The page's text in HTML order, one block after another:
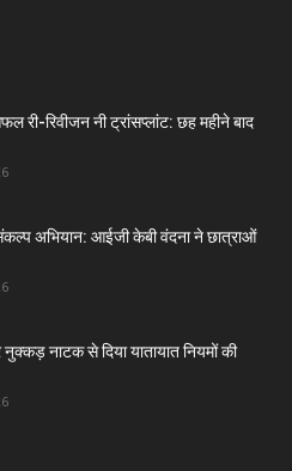
री-रिवीजन नी ट्रांसप्लांट: छह महीने बाद
संकल्प अभियान: आईजी केबी वंदना ने छात्राओं
नुक्कड़ नाटक से दिया यातायात नियमों की